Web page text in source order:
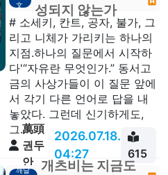
文
성되지 않는가
# 소세키, 칸트, 공자, 불가, 그
리고 니체가 가리키는 하나의
지점.하나의 질문에서 시작하
다'“자유란 무엇인가.” 동서고
금의 사상가들이 이 질문 앞에
서 각기 다른 언어로 답을 내
놓았다. 그런데 신기하게도,
그...萬頭
권두
안
2026.07.18.
04:27
615
깨달
개츠비는 지금도